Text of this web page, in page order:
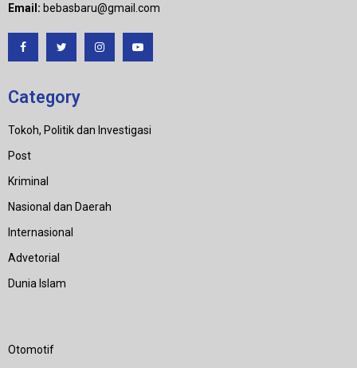
Email: bebasbaru@gmail.com
Category
Tokoh, Politik dan Investigasi
Post
Kriminal
Nasional dan Daerah
Internasional
Advetorial
Dunia Islam
Otomotif